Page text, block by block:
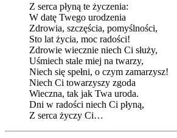
Z serca płyną te życzenia:
W datę Twego urodzenia
Zdrowia, szczęścia, pomyślności,
Sto lat życia, moc radości!
Zdrowie wiecznie niech Ci służy,
Uśmiech stale miej na twarzy,
Niech się spełni, o czym zamarzysz!
Niech Ci towarzyszy zgoda
Wieczna, tak jak Twa uroda.
Dni w radości niech Ci płyną,
Z serca życzy Ci…